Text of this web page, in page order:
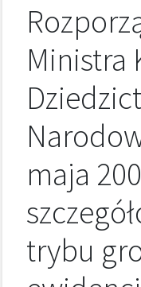
Ministra
maja
trybu